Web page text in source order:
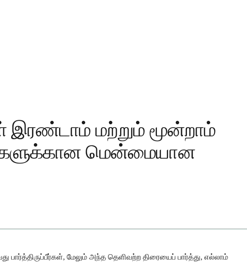
இரண்டாம் மற்றும் மூன்றாம்
மென்மையான
மேலும் அந்த தெளிவற்ற திரையைப் பார்த்து, எல்லாம்